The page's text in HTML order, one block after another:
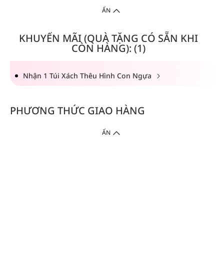
ẨN
KHUYẾN MÃI (QUÀ TẶNG CÓ SẴN KHI
CÒN HÀNG): (1)
Nhận 1 Túi Xách Thêu Hình Con Ngựa
PHƯƠNG THỨC GIAO HÀNG
ẨN